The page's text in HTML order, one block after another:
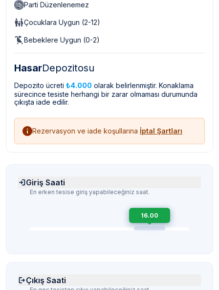
Parti Düzenlenemez
Çocuklara Uygun (2-12)
Bebeklere Uygun (0-2)
HasarDepozitosu
Depozito ücreti ₺4.000 olarak belirlenmiştir. Konaklama
sürecince tesiste herhangi bir zarar olmaması durumunda
çıkışta iade edilir.
Rezervasyon ve iade koşullarına İptal Şartları
Giriş Saati
En erken tesise giriş yapabileceğiniz saat.
16.00
Çıkış Saati